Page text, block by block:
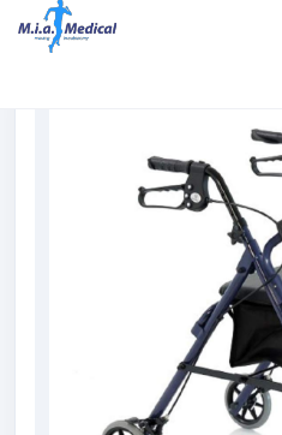
Home Shop